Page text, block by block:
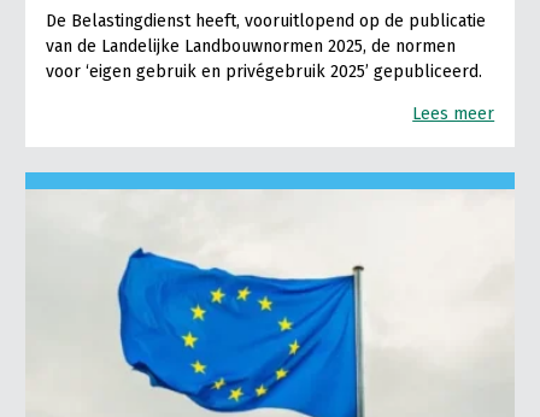
De Belastingdienst heeft, vooruitlopend op de publicatie
van de Landelijke Landbouwnormen 2025, de normen
voor ‘eigen gebruik en privégebruik 2025’ gepubliceerd.
Lees meer